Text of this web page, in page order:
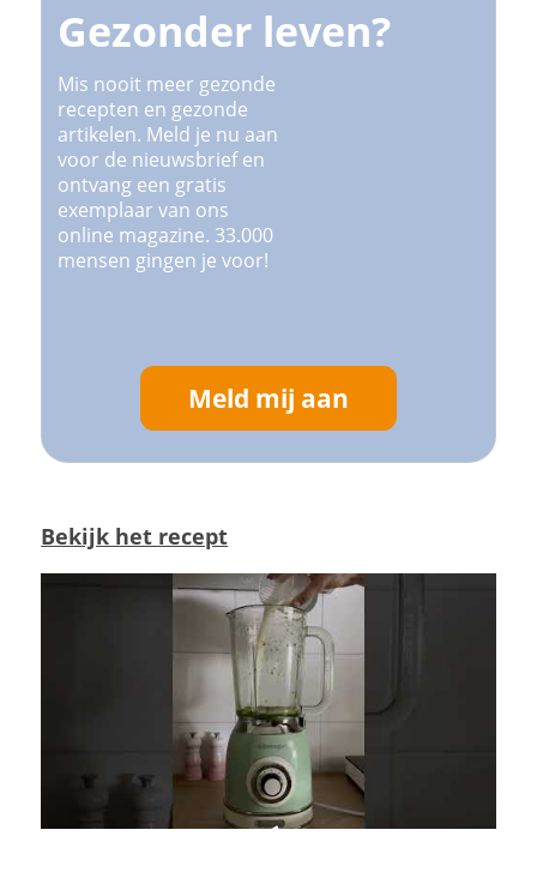
Gezonder leven?
Mis nooit meer gezonde
recepten en gezonde
artikelen. Meld je nu aan
voor de nieuwsbrief en
ontvang een gratis
exemplaar van ons
online magazine. 33.000
mensen gingen je voor!
Meld mij aan
Bekijk het recept